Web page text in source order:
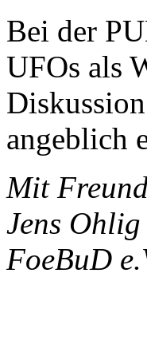
Bei der
UFOs als
angeblich
Mit
Jens Ohlig
FoeBuD